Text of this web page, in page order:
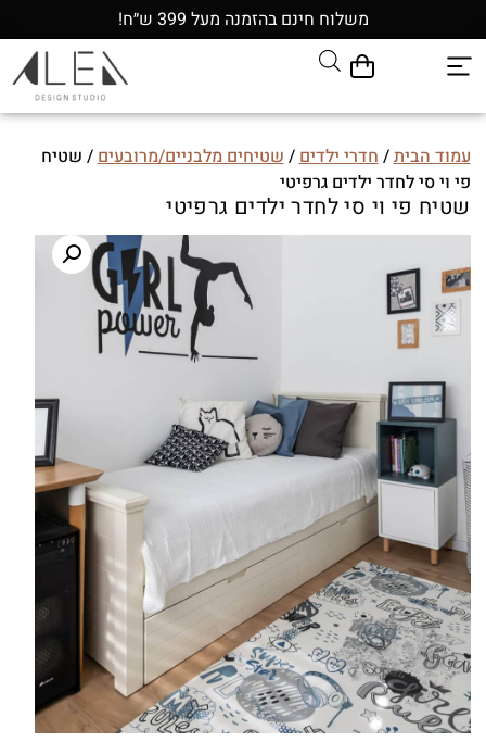
משלוח חינם בהזמנה מעל 399 ש״ח!
עמוד הבית/חדרי ילדים/שטיחים מלבניים/מרובעים/ שטיח
פי וי סי לחדר ילדים גרפיטי
שטיח פי וי סי לחדר ילדים גרפיטי